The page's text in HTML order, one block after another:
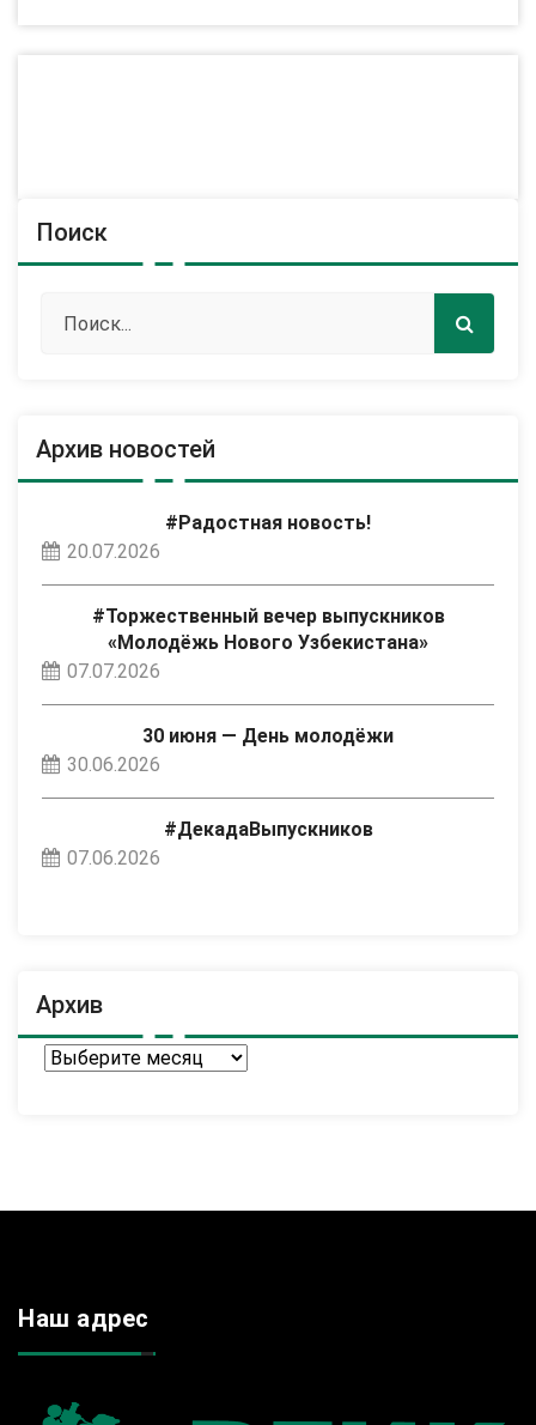
Поиск
Архив новостей
#Радостная новость!
20.07.2026
#Торжественный вечер выпускников
«Молодёжь Нового Узбекистана»
07.07.2026
30 июня — День молодёжи
30.06.2026
#ДекадаВыпускников
07.06.2026
Архив
Архив
Наш адрес